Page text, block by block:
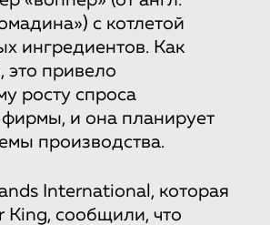
с котлетой
ингредиентов. Как
это привело
росту спроса
и она планирует
производства.
International, которая
King, сообщили, что